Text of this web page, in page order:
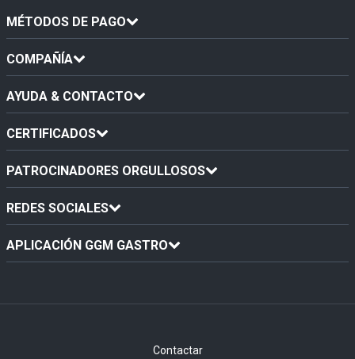
MÉTODOS DE PAGO
COMPAÑÍA
AYUDA & CONTACTO
CERTIFICADOS
PATROCINADORES ORGULLOSOS
REDES SOCIALES
APLICACIÓN GGM GASTRO
Contactar